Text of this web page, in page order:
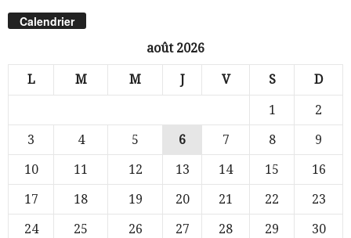
Calendrier
août 2026
L M M J V S D
1
2
3
4 5 6 7 8
9
10
11 12 13 14 15
16
17
18 19 20 21 22
23
24
25 26 27 28 29
30